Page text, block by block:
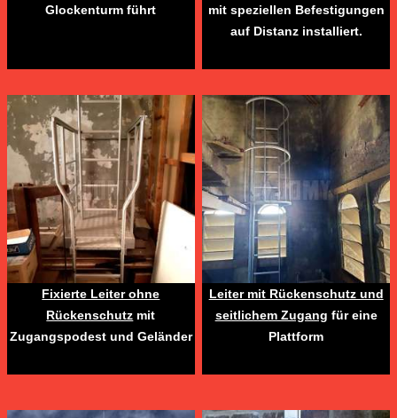
Glockenturm führt
mit speziellen Befestigungen
auf Distanz installiert.
Fixierte Leiter ohne
Rückenschutz mit
Zugangspodest und Geländer
Leiter mit Rückenschutz und
seitlichem Zugang für eine
Plattform